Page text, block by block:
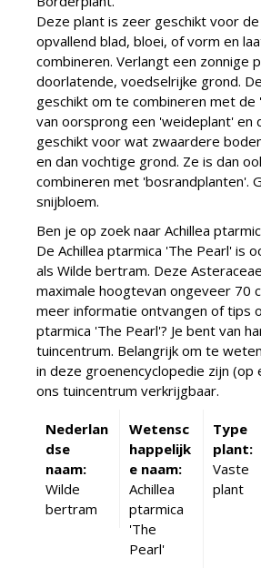
Deze plant is zeer geschikt voor
opvallend blad, bloei, of vorm en
combineren. Verlangt een zonnige
doorlatende, voedselrijke grond.
geschikt om te combineren met de
van oorsprong een 'weideplant' en
geschikt voor wat zwaardere
en dan vochtige grond. Ze is dan
combineren met 'bosrandplanten'.
snijbloem.
Ben je op zoek naar Achillea
De Achillea ptarmica 'The Pearl' is
als Wilde bertram. Deze
maximale hoogtevan ongeveer 70
meer informatie ontvangen of tips
ptarmica 'The Pearl'? Je bent van
tuincentrum. Belangrijk om te
in deze groenencyclopedie zijn (op
ons tuincentrum verkrijgbaar.
Nederlan
dse
naam:
Wilde
bertram
Wetensc
happelijk
e naam:
Achillea
ptarmica
'The
Pearl'
Type
plant:
Vaste
plant